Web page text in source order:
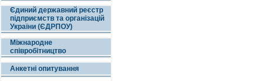
Єдиний державний реєстр
підприємств та організацій
України (ЄДРПОУ)
Міжнародне
співробітництво
Анкетні опитування